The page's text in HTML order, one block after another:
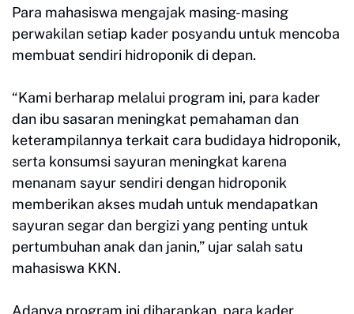
Para mahasiswa mengajak masing-masing
perwakilan setiap kader posyandu untuk mencoba
membuat sendiri hidroponik di depan.
“Kami berharap melalui program ini, para kader
dan ibu sasaran meningkat pemahaman dan
keterampilannya terkait cara budidaya hidroponik,
serta konsumsi sayuran meningkat karena
menanam sayur sendiri dengan hidroponik
memberikan akses mudah untuk mendapatkan
sayuran segar dan bergizi yang penting untuk
pertumbuhan anak dan janin,” ujar salah satu
mahasiswa KKN.
Adanya program ini diharapkan, para kader